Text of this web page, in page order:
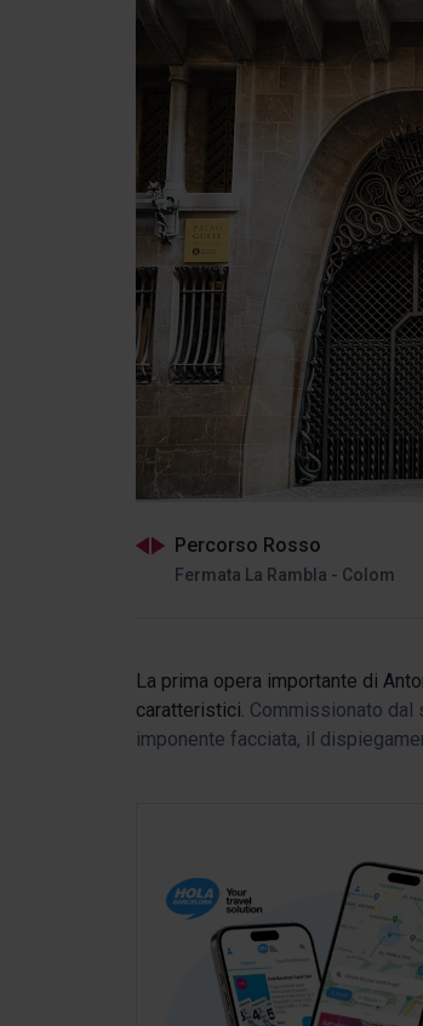
Percorso Rosso
Fermata La Rambla - Colom
La prima opera importante di
caratteristici. Commissionato dal
imponente facciata, il